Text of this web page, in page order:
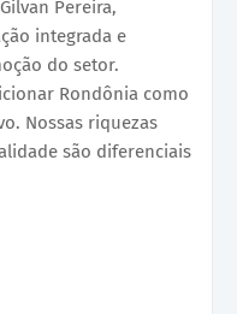
Pereira,
integrada e
do setor.
Rondônia como
Nossas riquezas
são diferenciais